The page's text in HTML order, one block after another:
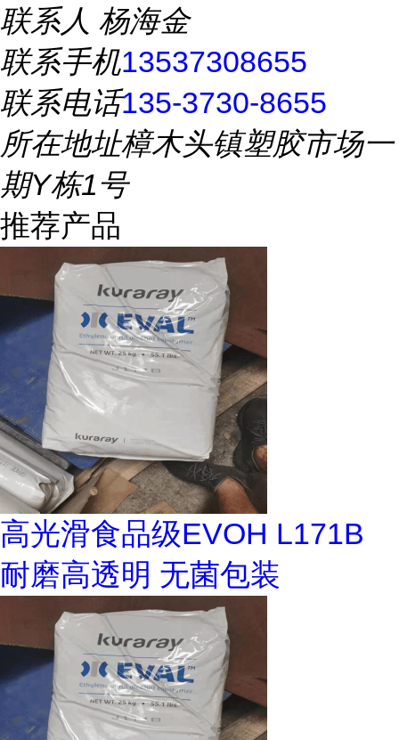
联系人 杨海金
联系手机13537308655
联系电话135-3730-8655
所在地址樟木头镇塑胶市场一
期Y栋1号
推荐产品
高光滑食品级EVOH L171B
耐磨高透明 无菌包装